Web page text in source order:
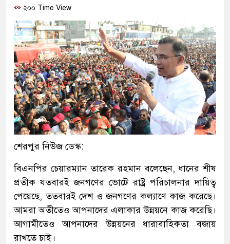
২০০ Time View
শেরপুর নিউজ ডেস্ক:
বিএনপির চেয়ারম্যান তারেক রহমান বলেছেন, ধানের শীষ
প্রতীক যতবারই জনগণের ভোটে রাষ্ট্র পরিচালনার দায়িত্ব
পেয়েছে, ততবারই দেশ ও জনগণের কল্যাণে কাজ করেছে।
আমরা অতীতেও আপনাদের এলাকার উন্নয়নে কাজ করেছি।
আগামীতেও আপনাদের উন্নয়নের ধারাবাহিকতা বজায়
রাখতে চাই।